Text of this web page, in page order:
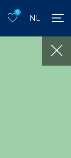
0
NL